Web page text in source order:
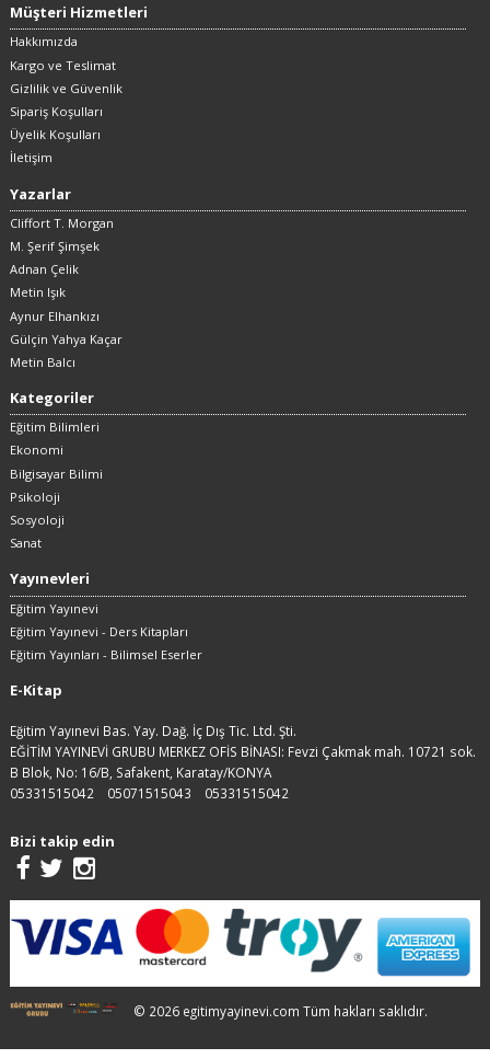
Müşteri Hizmetleri
Hakkımızda
Kargo ve Teslimat
Gizlilik ve Güvenlik
Sipariş Koşulları
Üyelik Koşulları
İletişim
Yazarlar
Cliffort T. Morgan
M. Şerif Şimşek
Adnan Çelik
Metin Işık
Aynur Elhankızı
Gülçin Yahya Kaçar
Metin Balcı
Kategoriler
Eğitim Bilimleri
Ekonomi
Bilgisayar Bilimi
Psikoloji
Sosyoloji
Sanat
Yayınevleri
Eğitim Yayınevi
Eğitim Yayınevi - Ders Kitapları
Eğitim Yayınları - Bilimsel Eserler
E-Kitap
Eğitim Yayınevi Bas. Yay. Dağ. İç Dış Tic. Ltd. Şti.
EĞİTİM YAYINEVİ GRUBU MERKEZ OFİS BİNASI: Fevzi Çakmak mah. 10721 sok.
B Blok, No: 16/B, Safakent, Karatay/KONYA
05331515042
05071515043 05331515042
Bizi takip edin
© 2026 egitimyayinevi.com Tüm hakları saklıdır.